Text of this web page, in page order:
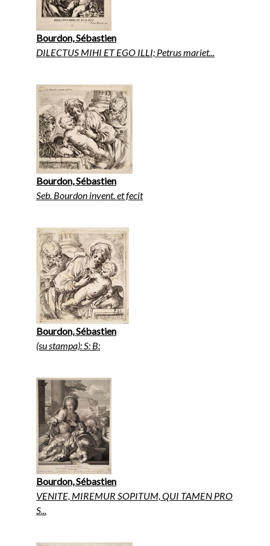
Bourdon, Sébastien
DILECTUS MIHI ET EGO ILLI; Petrus mariet...
Bourdon, Sébastien
Seb. Bourdon invent. et fecit
Bourdon, Sébastien
(su stampa): S: B:
Bourdon, Sébastien
VENITE, MIREMUR SOPITUM, QUI TAMEN PRO
S...